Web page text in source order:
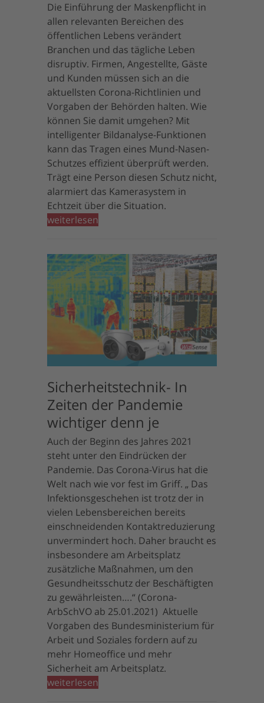
Die Einführung der Maskenpflicht in
allen relevanten Bereichen des
öffentlichen Lebens verändert
Branchen und das tägliche Leben
disruptiv. Firmen, Angestellte, Gäste
und Kunden müssen sich an die
aktuellsten Corona-Richtlinien und
Vorgaben der Behörden halten. Wie
können Sie damit umgehen? Mit
intelligenter Bildanalyse-Funktionen
kann das Tragen eines Mund-Nasen-
Schutzes effizient überprüft werden.
Trägt eine Person diesen Schutz nicht,
alarmiert das Kamerasystem in
Echtzeit über die Situation.
weiterlesen
Sicherheitstechnik- In
Zeiten der Pandemie
wichtiger denn je
Auch der Beginn des Jahres 2021
steht unter den Eindrücken der
Pandemie. Das Corona-Virus hat die
Welt nach wie vor fest im Griff. „ Das
Infektionsgeschehen ist trotz der in
vielen Lebensbereichen bereits
einschneidenden Kontaktreduzierung
unvermindert hoch. Daher braucht es
insbesondere am Arbeitsplatz
zusätzliche Maßnahmen, um den
Gesundheitsschutz der Beschäftigten
zu gewährleisten….“ (Corona-
ArbSchVO ab 25.01.2021) Aktuelle
Vorgaben des Bundesministerium für
Arbeit und Soziales fordern auf zu
mehr Homeoffice und mehr
Sicherheit am Arbeitsplatz.
weiterlesen